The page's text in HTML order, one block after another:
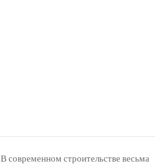
В современном строительстве весьма